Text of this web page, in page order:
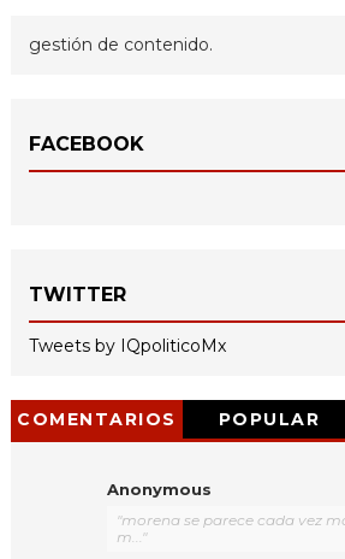
gestión de contenido.
FACEBOOK
TWITTER
Tweets by IQpoliticoMx
COMENTARIOS POPULAR
Anonymous
"morena se parece cada vez
m..."